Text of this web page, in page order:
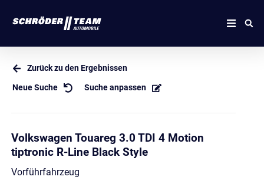
Zurück zu den Ergebnissen
Neue Suche Suche anpassen
Volkswagen Touareg 3.0 TDI 4 Motion
tiptronic R-Line Black Style
Vorführfahrzeug